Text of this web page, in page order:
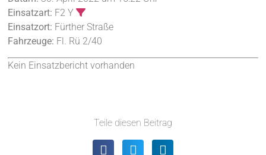
Einsatzart: F2 Y
Einsatzort: Fürther Straße
Fahrzeuge: Fl. Rü 2/40
Kein Einsatzbericht vorhanden
Teile diesen Beitrag